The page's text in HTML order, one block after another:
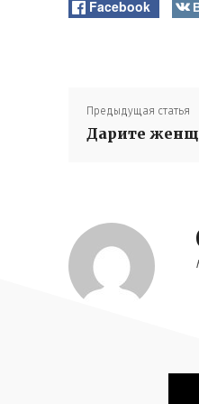
Facebook
Предыдущая статья
Дарите